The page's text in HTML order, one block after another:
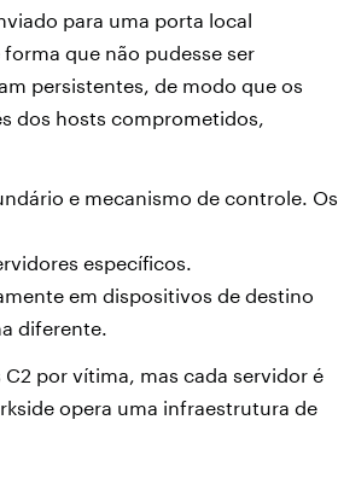
para uma porta local
que não pudesse ser
persistentes, de modo que os
dos hosts comprometidos,
e mecanismo de controle. Os
específicos.
em dispositivos de destino
diferente.
por vítima, mas cada servidor é
opera uma infraestrutura de